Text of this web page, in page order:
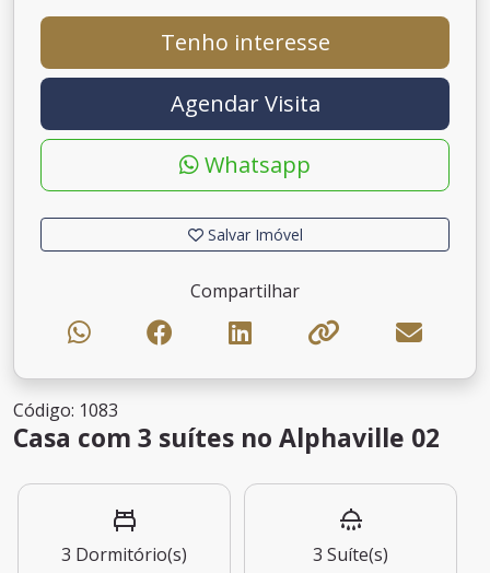
Código: 1083
Casa com 3 suítes no Alphaville 02
3 Dormitório(s) 3 Suíte(s)
Tenho interesse
Agendar Visita
Whatsapp
Salvar Imóvel
Compartilhar